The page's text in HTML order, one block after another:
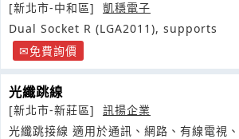
[新北市-中和區]
凱穩電子
Dual Socket R (LGA2011), supports
免費詢價
光纖跳線
[新北市-新莊區]
訊揚企業
光纖跳接線 適用於通訊、網路、有線電